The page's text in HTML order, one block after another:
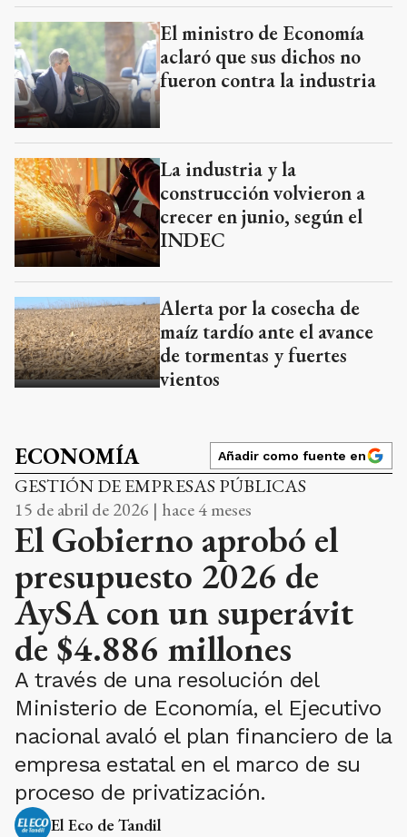
El ministro de Economía
aclaró que sus dichos no
fueron contra la industria
La industria y la
construcción volvieron a
crecer en junio, según el
INDEC
Alerta por la cosecha de
maíz tardío ante el avance
de tormentas y fuertes
vientos
ECONOMÍA Añadir como fuente en
GESTIÓN DE EMPRESAS PÚBLICAS
15 de abril de 2026 | hace 4 meses
El Gobierno aprobó el
presupuesto 2026 de
AySA con un superávit
de $4.886 millones
A través de una resolución del
Ministerio de Economía, el Ejecutivo
nacional avaló el plan financiero de la
empresa estatal en el marco de su
proceso de privatización.
El Eco de Tandil